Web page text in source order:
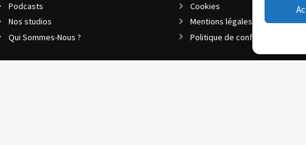
Podcasts
Nos studios
Qui Sommes-Nous ?
Cookies
Mentions légales et CGU
Politique de confidentialité